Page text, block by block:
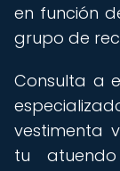
en función
grupo de
Consulta a
vestimenta
tu